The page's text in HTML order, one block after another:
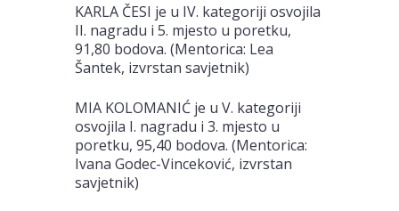
KARLA ČESI je u IV. kategoriji osvojila
II. nagradu i 5. mjesto u poretku,
91,80 bodova. (Mentorica: Lea
Šantek, izvrstan savjetnik)
MIA KOLOMANIĆ je u V. kategoriji
osvojila I. nagradu i 3. mjesto u
poretku, 95,40 bodova. (Mentorica:
Ivana Godec-Vinceković, izvrstan
savjetnik)